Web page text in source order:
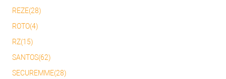
REZE(28)
ROTO(4)
RZ(15)
SANTOS(62)
SECUREMME(28)